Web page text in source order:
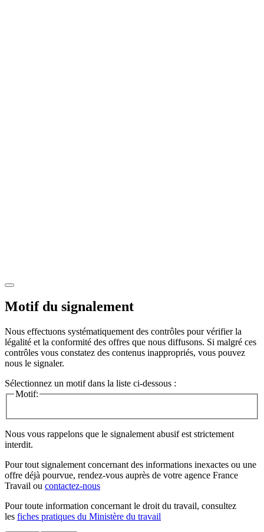
Motif du signalement
Nous effectuons systématiquement des contrôles pour vérifier la
légalité et la conformité des offres que nous diffusons. Si malgré ces
contrôles vous constatez des contenus inappropriés, vous pouvez
nous le signaler.
Sélectionnez un motif dans la liste ci-dessous :
Motif:
Nous vous rappelons que le signalement abusif est strictement
interdit.
Pour tout signalement concernant des informations inexactes ou une
offre déjà pourvue, rendez-vous auprès de votre agence France
Travail ou contactez-nous
Pour toute information concernant le droit du travail, consultez
les fiches pratiques du Ministère du travail